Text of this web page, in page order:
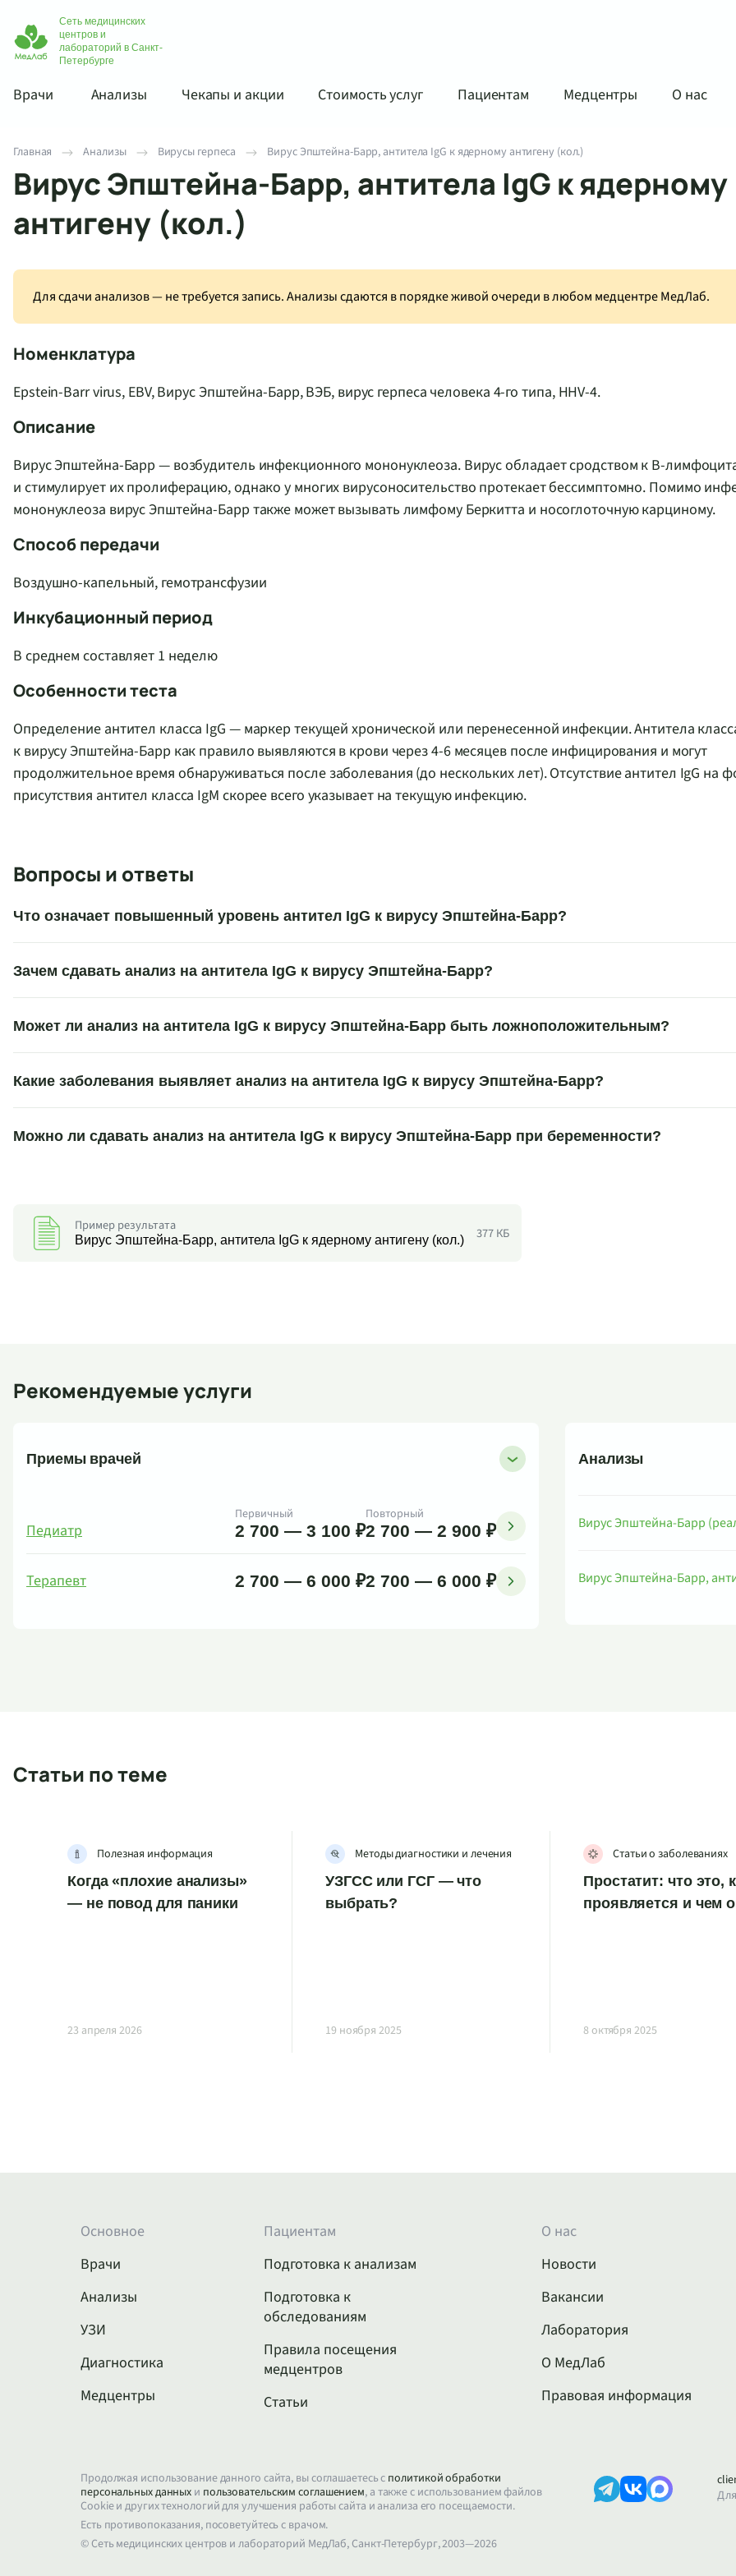
Сеть медицинских
центров и
лабораторий в Санкт-
Петербурге
Врачи Анализы Чекапы и акции Стоимость услуг Пациентам Медцентры О нас
Главная Анализы Вирусы герпеса Вирус Эпштейна-Барр, антитела IgG к ядерному антигену (кол.)
Вирус Эпштейна-Барр, антитела IgG к ядерному
антигену (кол.)
Для сдачи анализов — не требуется запись. Анализы сдаются в порядке живой очереди в любом медцентре МедЛаб.
Номенклатура
Epstein-Barr virus, EBV, Вирус Эпштейна-Барр, ВЭБ, вирус герпеса человека 4-го типа, HHV-4.
Описание
Вирус Эпштейна-Барр — возбудитель инфекционного мононуклеоза. Вирус обладает сродством к В-
и стимулирует их пролиферацию, однако у многих вирусоносительство протекает бессимптомно. Помимо
мононуклеоза вирус Эпштейна-Барр также может вызывать лимфому Беркитта и носоглоточную карциному.
Способ передачи
Воздушно-капельный, гемотрансфузии
Инкубационный период
В среднем составляет 1 неделю
Особенности теста
Определение антител класса IgG — маркер текущей хронической или перенесенной инфекции. Антитела
к вирусу Эпштейна-Барр как правило выявляются в крови через 4-6 месяцев после инфицирования и могут
продолжительное время обнаруживаться после заболевания (до нескольких лет). Отсутствие антител IgG на
присутствия антител класса IgM скорее всего указывает на текущую инфекцию.
Вопросы и ответы
Что означает повышенный уровень антител IgG к вирусу Эпштейна-Барр?
Зачем сдавать анализ на антитела IgG к вирусу Эпштейна-Барр?
Может ли анализ на антитела IgG к вирусу Эпштейна-Барр быть ложноположительным?
Какие заболевания выявляет анализ на антитела IgG к вирусу Эпштейна-Барр?
Можно ли сдавать анализ на антитела IgG к вирусу Эпштейна-Барр при беременности?
Пример результата
Вирус Эпштейна-Барр, антитела IgG к ядерному антигену (кол.) 377 КБ
Рекомендуемые услуги
Приемы врачей
Педиатр
Первичный
2 700 — 3 100 ₽
Повторный
2 700 — 2 900 ₽
Терапевт 2 700 — 6 000 ₽2 700 — 6 000 ₽
Анализы
Вирус Эпштейна-Барр
Вирус Эпштейна-Барр,
Статьи по теме
Полезная информация
Когда «плохие анализы»
— не повод для паники
23 апреля 2026
Методы диагностики и лечения
УЗГСС или ГСГ — что
выбрать?
19 ноября 2025
Статьи о заболеваниях
Простатит: что это,
проявляется и чем
8 октября 2025
Основное
Врачи
Анализы
УЗИ
Диагностика
Медцентры
Пациентам
Подготовка к анализам
Подготовка к
обследованиям
Правила посещения
медцентров
Статьи
О нас
Новости
Вакансии
Лаборатория
О МедЛаб
Правовая информация
Продолжая использование данного сайта, вы соглашаетесь с политикой обработки
персональных данных и пользовательским соглашением, а также с использованием файлов
Cookie и других технологий для улучшения работы сайта и анализа его посещаемости.
Есть противопоказания, посоветуйтесь с врачом.
© Сеть медицинских центров и лабораторий МедЛаб, Санкт-Петербург, 2003—2026